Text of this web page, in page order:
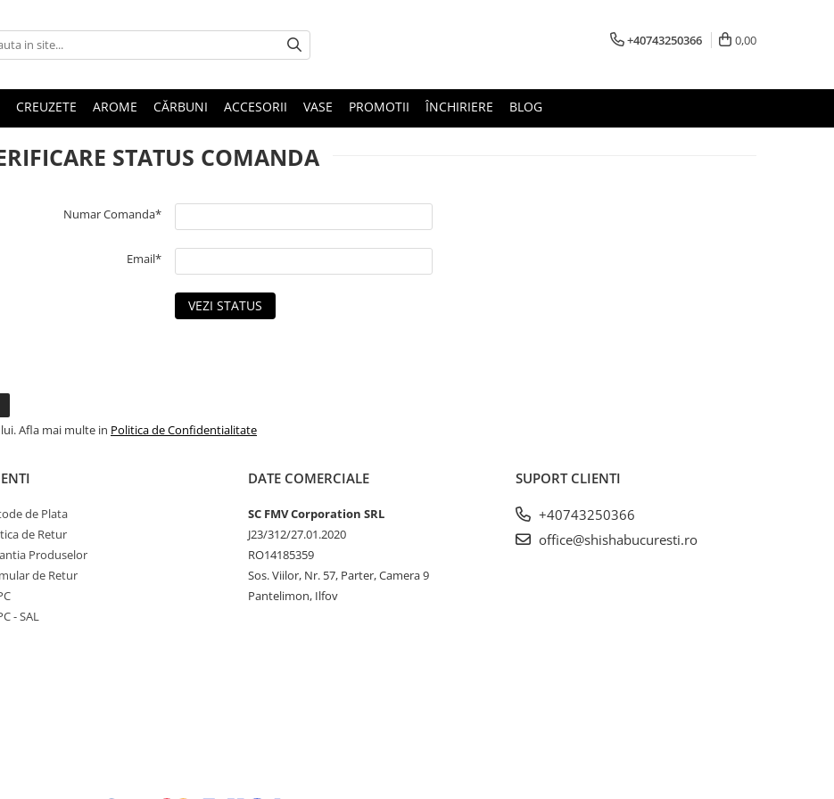
+40743250366 0,00
CREUZETE AROME CĂRBUNI ACCESORII VASE PROMOTII ÎNCHIRIERE BLOG
STATUS COMANDA
Numar Comanda*
Email*
VEZI STATUS
Afla mai multe in Politica de Confidentialitate
de Plata
de Retur
Produselor
de Retur
- SAL
DATE COMERCIALE
SC FMV Corporation SRL
J23/312/27.01.2020
RO14185359
Sos. Viilor, Nr. 57, Parter, Camera 9
Pantelimon, Ilfov
SUPORT CLIENTI
+40743250366
office@shishabucuresti.ro